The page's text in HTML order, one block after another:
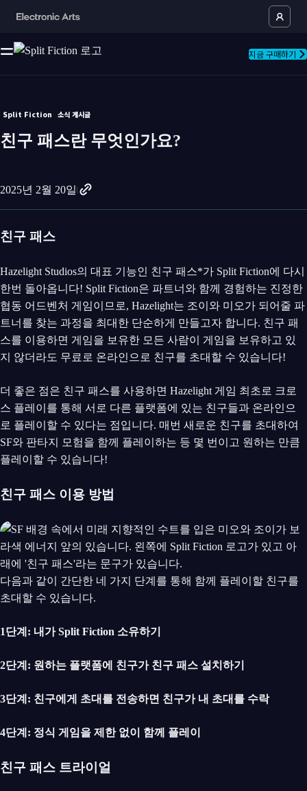
지금 구매하기
Split Fiction 소식 게시글
친구 패스란 무엇인가요?
2025년 2월 20일
친구 패스
Hazelight Studios의 대표 기능인 친구 패스*가 Split Fiction에 다시
한번 돌아옵니다! Split Fiction은 파트너와 함께 경험하는 진정한
협동 어드벤처 게임이므로, Hazelight는 조이와 미오가 되어줄 파
트너를 찾는 과정을 최대한 단순하게 만들고자 합니다. 친구 패
스를 이용하면 게임을 보유한 모든 사람이 게임을 보유하고 있
지 않더라도 무료로 온라인으로 친구를 초대할 수 있습니다!
더 좋은 점은 친구 패스를 사용하면 Hazelight 게임 최초로 크로
스 플레이를 통해 서로 다른 플랫폼에 있는 친구들과 온라인으
로 플레이할 수 있다는 점입니다. 매번 새로운 친구를 초대하여
SF와 판타지 모험을 함께 플레이하는 등 몇 번이고 원하는 만큼
플레이할 수 있습니다!
친구 패스 이용 방법
다음과 같이 간단한 네 가지 단계를 통해 함께 플레이할 친구를
초대할 수 있습니다.
1단계: 내가 Split Fiction 소유하기
2단계: 원하는 플랫폼에 친구가 친구 패스 설치하기
3단계: 친구에게 초대를 전송하면 친구가 내 초대를 수락
4단계: 정식 게임을 제한 없이 함께 플레이
친구 패스 트라이얼